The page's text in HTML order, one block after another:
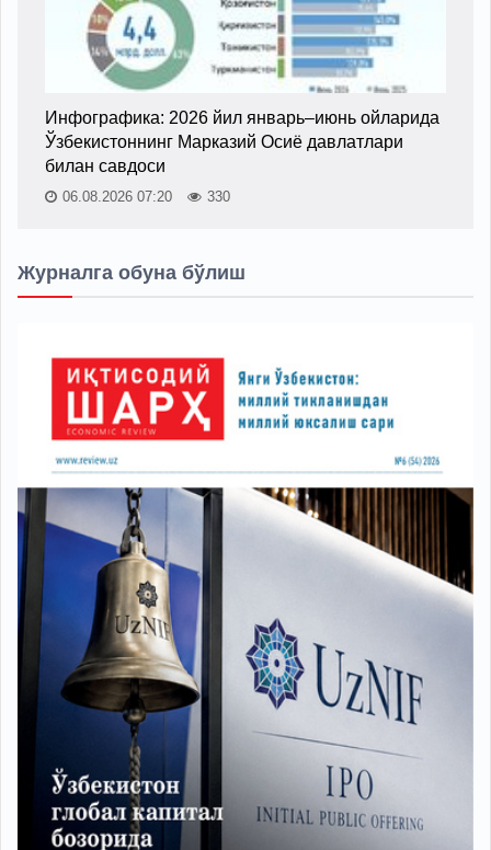
Инфографика: 2026 йил январь–июнь ойларида
Ўзбекистоннинг Марказий Осиё давлатлари
билан савдоси
06.08.2026 07:20 330
Журналга обуна бўлиш